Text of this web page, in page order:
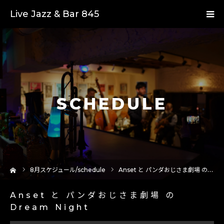
Live Jazz & Bar 845
SCHEDULE
8月スケジュール/schedule Anset と パンダおじさま劇場 の Dream Night
Anset と パンダおじさま劇場 の
Dream Night